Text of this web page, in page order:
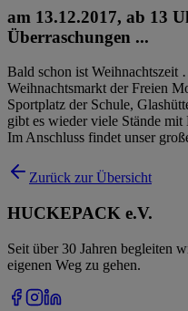
am 13.12.2017, ab 13
Überraschungen ...
Bald schon ist
Weihnachtsmarkt der Freien
Sportplatz der Schule,
gibt es wieder viele Stände mit
Im Anschluss findet unser
Zurück zur Übersicht
HUCKEPACK e.V.
Seit über 30 Jahren begleiten
eigenen Weg zu gehen.